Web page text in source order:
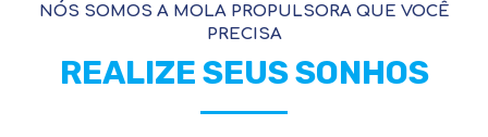
NÓS SOMOS A MOLA PROPULSORA QUE VOCÊ
PRECISA
REALIZE SEUS SONHOS